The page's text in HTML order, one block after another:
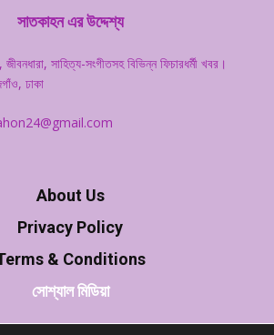
সাতকাহন এর উদ্দেশ্য
সাহিত্য-সংগীতসহ বিভিন্ন ফিচারধর্মী খবর।
ঢাকা
About Us
Privacy Policy
& Conditions
সোশ্যাল মিডিয়া